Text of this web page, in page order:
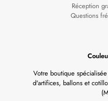
Réception
Questions
Votre boutique
d'artifices, ballons et